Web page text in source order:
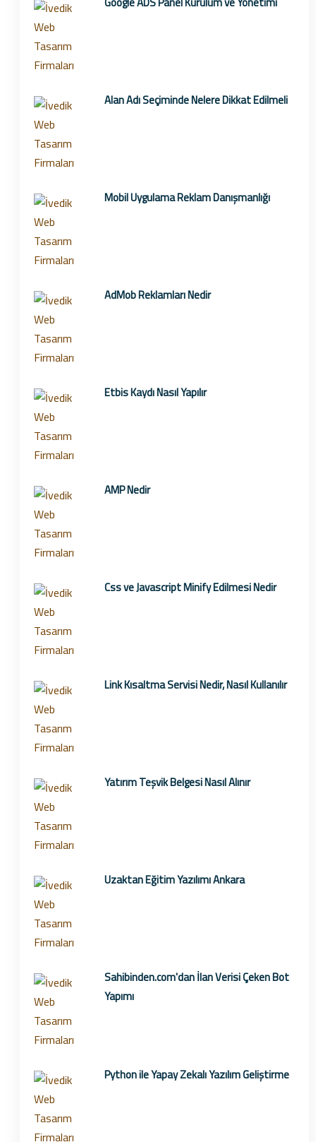
Alan Adı Seçiminde Nelere Dikkat Edilmeli
Mobil Uygulama Reklam Danışmanlığı
AdMob Reklamları Nedir
Etbis Kaydı Nasıl Yapılır
AMP Nedir
Css ve Javascript Minify Edilmesi Nedir
Link Kısaltma Servisi Nedir, Nasıl Kullanılır
Yatırım Teşvik Belgesi Nasıl Alınır
Uzaktan Eğitim Yazılımı Ankara
Sahibinden.com'dan İlan Verisi Çeken Bot
Yapımı
Python ile Yapay Zekalı Yazılım Geliştirme